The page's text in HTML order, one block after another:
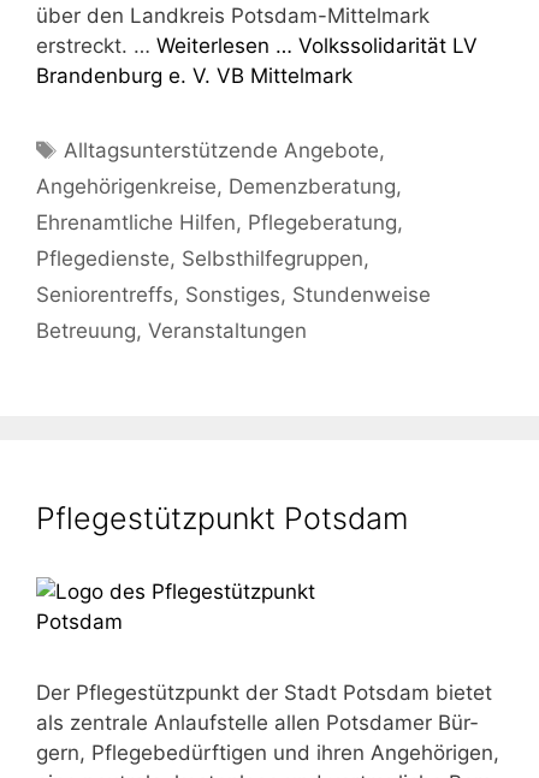
über den Land­kreis Pots­­dam-Mit­­tel­­mark
erstreckt. … Wei­ter­le­sen … Volks­so­li­da­ri­tät LV
Bran­den­burg e. V. VB Mittelmark
Schlagwörter
Alltagsunterstützende Angebote,
Angehörigenkreise, Demenzberatung,
Ehrenamtliche Hilfen, Pflegeberatung,
Pflegedienste, Selbsthilfegruppen,
Seniorentreffs, Sonstiges, Stundenweise
Betreuung, Veranstaltungen
Pflegestützpunkt Potsdam
Der Pfle­ge­stütz­punkt der Stadt Pots­dam bie­tet
als zen­tra­le Anlauf­stel­le allen Pots­da­mer Bür­
gern, Pfle­ge­be­dürf­ti­gen und ihren Ange­hö­ri­gen,